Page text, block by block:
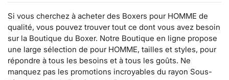
Si vous cherchez à acheter des Boxers pour HOMME de
qualité, vous pouvez trouver tout ce dont vous avez besoin
sur la Boutique du Boxer. Notre Boutique en ligne propose
une large sélection de pour HOMME, tailles et styles, pour
répondre à tous les besoins et à tous les goûts. Ne
manquez pas les promotions incroyables du rayon Sous-